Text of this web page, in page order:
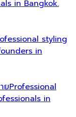
in Bangkok.
styling
in
ยProfessional
in